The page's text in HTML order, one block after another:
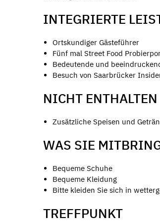
INTEGRIERTE
Ortskundiger Gästeführer
Fünf mal Street Food
Bedeutende und
Besuch von Saarbrücker
NICHT ENTHALTEN
Zusätzliche Speisen und
WAS SIE
Bequeme Schuhe
Bequeme Kleidung
Bitte kleiden Sie sich in
TREFFPUNKT